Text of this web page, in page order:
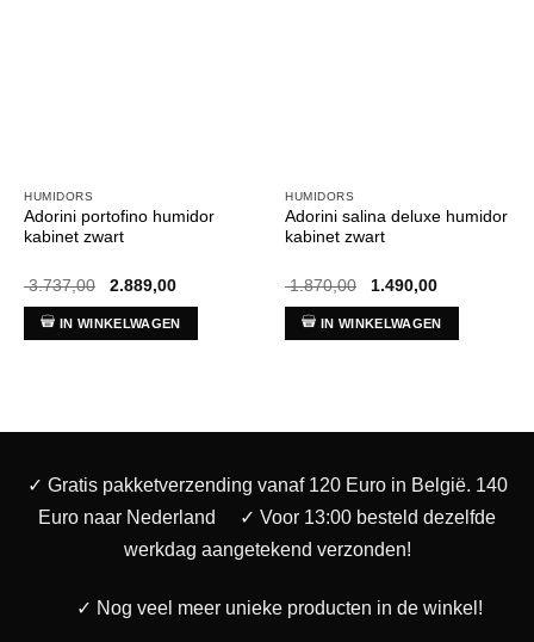
HUMIDORS
Adorini portofino humidor
kabinet zwart
3.737,00
Oorspronkelijke
was:
€ 3.737,00.
2.889,00Huidige
is:
€ 2.889,00.
IN WINKELWAGEN
HUMIDORS
Adorini salina deluxe humidor
kabinet zwart
1.870,00
Oorspronkelijke
was:
€ 1.870,00.
1.490,00Huidige
is:
€ 1.490,00.
IN WINKELWAGEN
✓ Gratis pakketverzending vanaf 120 Euro in België. 140
Euro naar Nederland
✓ Voor 13:00 besteld dezelfde
werkdag aangetekend verzonden!
✓ Nog veel meer unieke producten in de winkel!